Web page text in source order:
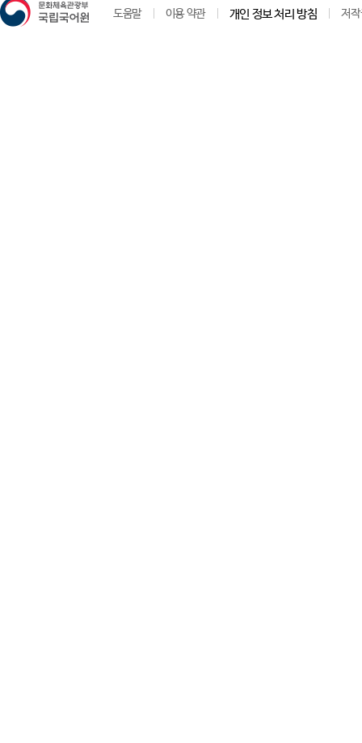
도움말 이용 약관 개인 정보 처리 방침 저